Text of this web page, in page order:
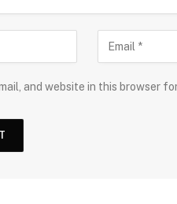
and website in this browser